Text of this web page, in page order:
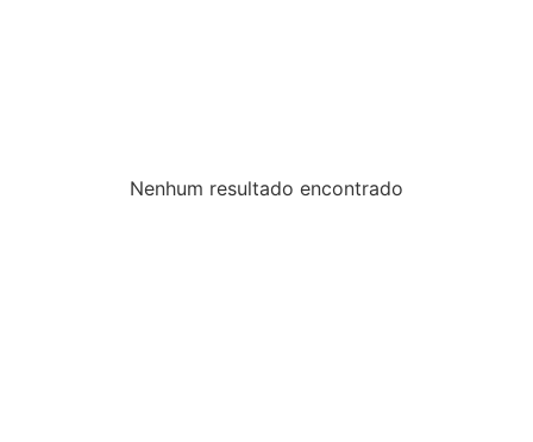
Nenhum resultado encontrado